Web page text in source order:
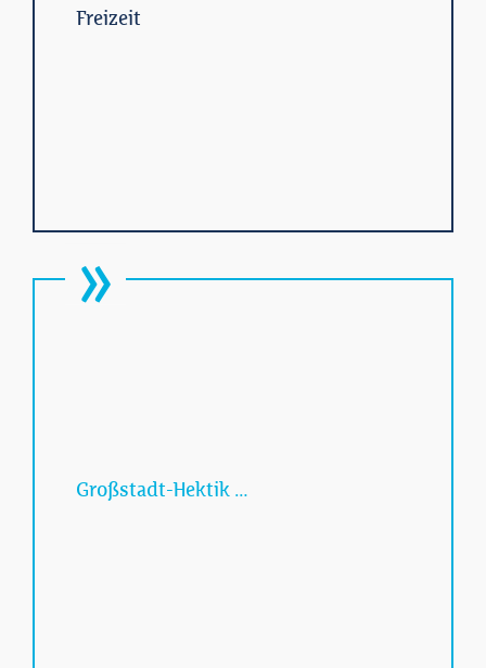
Freizeit
Großstadt-Hektik …